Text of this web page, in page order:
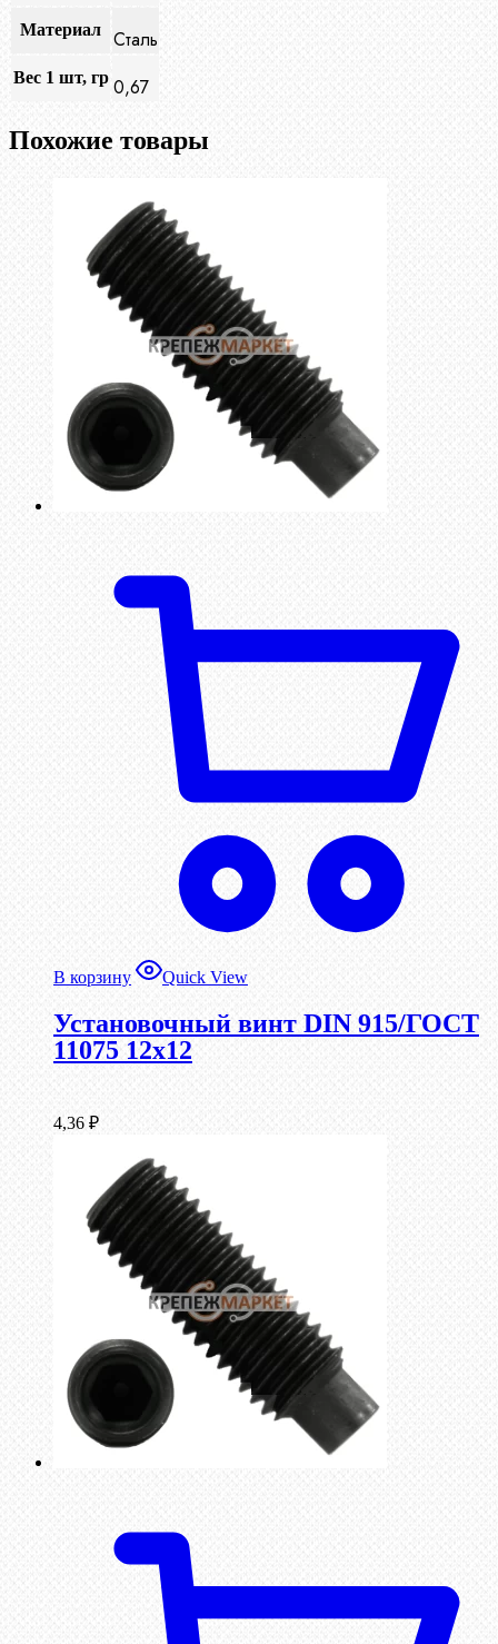
Материал Сталь
Вес 1 шт, гр 0,67
Похожие товары
В корзину Quick View
Установочный винт DIN 915/ГОСТ
11075 12х12
4,36 ₽